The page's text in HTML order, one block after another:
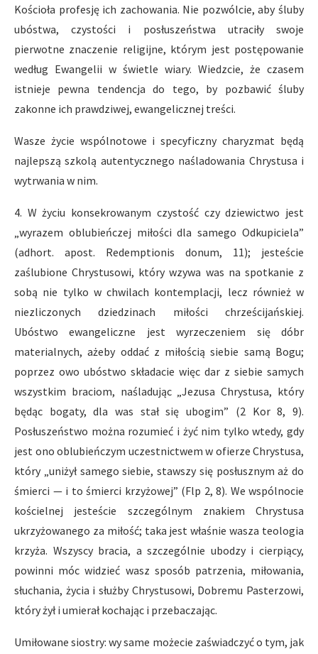
Kościoła profesję ich zachowania. Nie pozwólcie, aby śluby
ubóstwa, czystości i posłuszeństwa utraciły swoje
pierwotne znaczenie religijne, którym jest postępowanie
według Ewangelii w świetle wiary. Wiedzcie, że czasem
istnieje pewna tendencja do tego, by pozbawić śluby
zakonne ich prawdziwej, ewangelicznej treści.
Wasze życie wspólnotowe i specyficzny charyzmat będą
najlepszą szkolą autentycznego naśladowania Chrystusa i
wytrwania w nim.
4. W życiu konsekrowanym czystość czy dziewictwo jest
„wyrazem oblubieńczej miłości dla samego Odkupiciela”
(adhort. apost. Redemptionis donum, 11); jesteście
zaślubione Chrystusowi, który wzywa was na spotkanie z
sobą nie tylko w chwilach kontemplacji, lecz również w
niezliczonych dziedzinach miłości chrześcijańskiej.
Ubóstwo ewangeliczne jest wyrzeczeniem się dóbr
materialnych, ażeby oddać z miłością siebie samą Bogu;
poprzez owo ubóstwo składacie więc dar z siebie samych
wszystkim braciom, naśladując „Jezusa Chrystusa, który
będąc bogaty, dla was stał się ubogim” (2 Kor 8, 9).
Posłuszeństwo można rozumieć i żyć nim tylko wtedy, gdy
jest ono oblubieńczym uczestnictwem w ofierze Chrystusa,
który „uniżył samego siebie, stawszy się posłusznym aż do
śmierci — i to śmierci krzyżowej” (Flp 2, 8). We wspólnocie
kościelnej jesteście szczególnym znakiem Chrystusa
ukrzyżowanego za miłość; taka jest właśnie wasza teologia
krzyża. Wszyscy bracia, a szczególnie ubodzy i cierpiący,
powinni móc widzieć wasz sposób patrzenia, miłowania,
słuchania, życia i służby Chrystusowi, Dobremu Pasterzowi,
który żył i umierał kochając i przebaczając.
Umiłowane siostry: wy same możecie zaświadczyć o tym, jak